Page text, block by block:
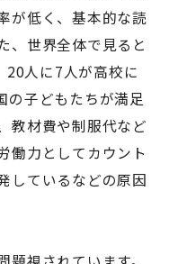
が低く、基本的な読
、世界全体で見ると
20人に7人が高校に
の子どもたちが満足
教材費や制服代など
働力としてカウント
しているなどの原因